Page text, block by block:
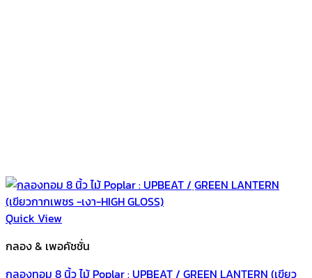
Quick View
กลอง & เพอคัชชั่น
กลองทอม 8 นิ้ว ไม้ Poplar : UPBEAT / ฺGREEN LANTERN (เขียว